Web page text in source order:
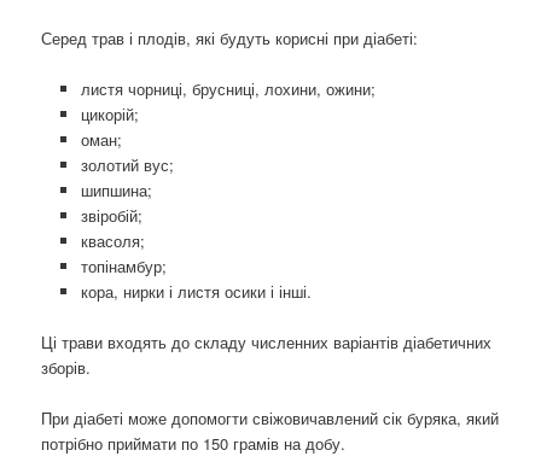
Серед трав і плодів, які будуть корисні при діабеті:
листя чорниці, брусниці, лохини, ожини;
цикорій;
оман;
золотий вус;
шипшина;
звіробій;
квасоля;
топінамбур;
кора, нирки і листя осики і інші.
Ці трави входять до складу численних варіантів діабетичних
зборів.
При діабеті може допомогти свіжовичавлений сік буряка, який
потрібно приймати по 150 грамів на добу.